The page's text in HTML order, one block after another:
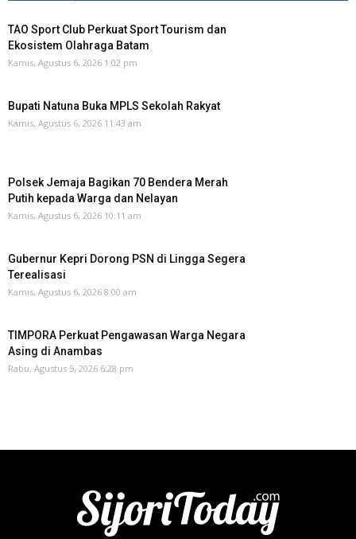
TAO Sport Club Perkuat Sport Tourism dan
Ekosistem Olahraga Batam
Kamis, Agustus 6, 2026 1:02 pm
Bupati Natuna Buka MPLS Sekolah Rakyat
Kamis, Agustus 6, 2026 11:43 am
Polsek Jemaja Bagikan 70 Bendera Merah
Putih kepada Warga dan Nelayan
Kamis, Agustus 6, 2026 10:11 am
Gubernur Kepri Dorong PSN di Lingga Segera
Terealisasi
Kamis, Agustus 6, 2026 8:00 am
TIMPORA Perkuat Pengawasan Warga Negara
Asing di Anambas ‎
Rabu, Agustus 5, 2026 6:28 pm